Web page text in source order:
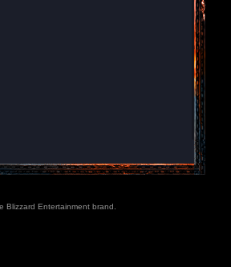
Blizzard Entertainment brand.